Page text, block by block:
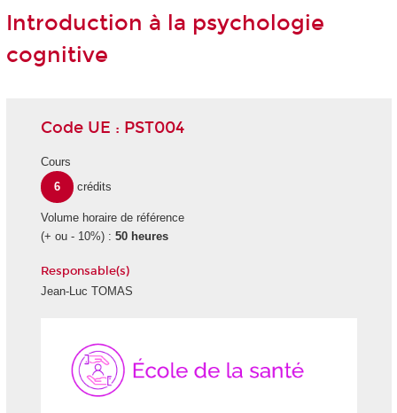
Introduction à la psychologie
cognitive
Code UE : PST004
Cours
6
crédits
Volume horaire de référence
(+ ou - 10%) : 50 heures
Responsable(s)
Jean-Luc TOMAS